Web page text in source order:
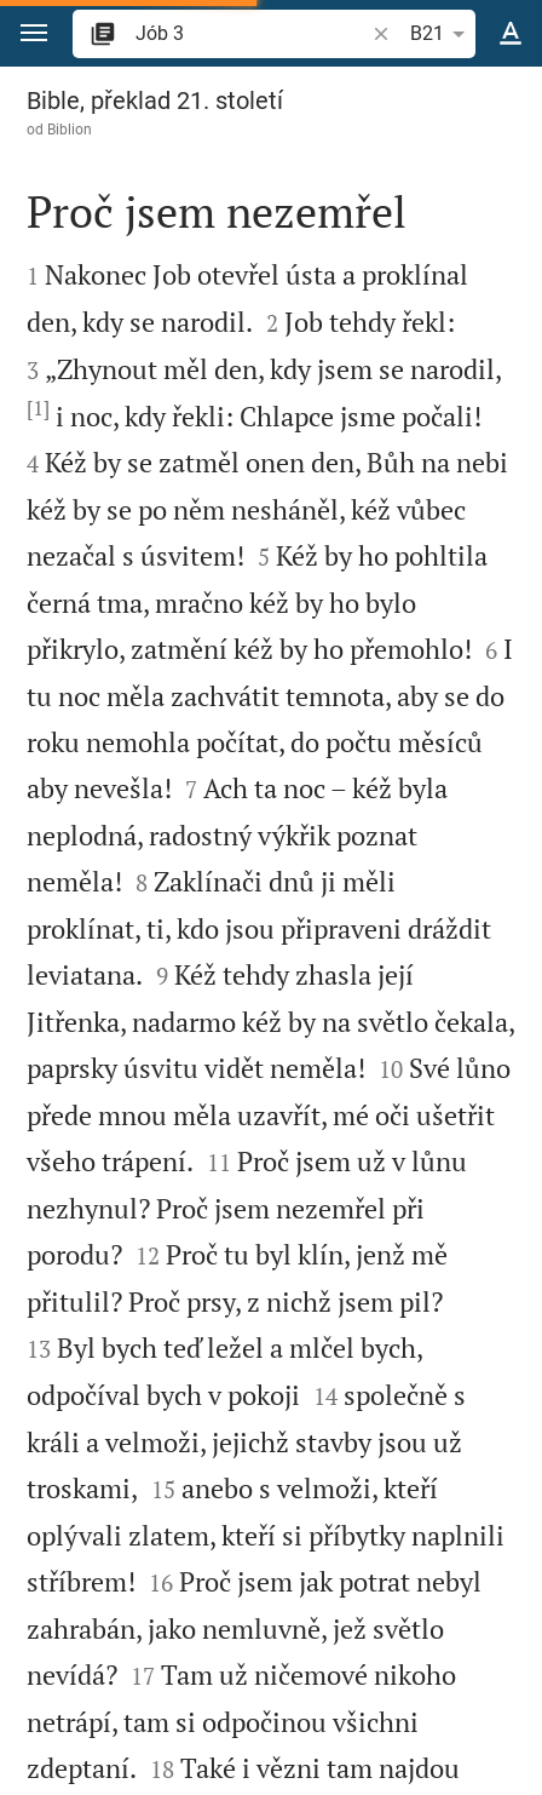
Přejít na obsah
Vyhledat biblický
B21
Jób 3
Bible, překlad 21. století
od Biblion

Proč jsem nezemřel

1 Nakonec Job otevřel ústa a proklínal
den, kdy se narodil. 

2 Job tehdy řekl:
3 „Zhynout měl den, kdy jsem se narodil,
[1] i noc, kdy řekli: Chlapce jsme počali!
4 Kéž by se zatměl onen den, Bůh na nebi
kéž by se po něm nesháněl, kéž vůbec
nezačal s úsvitem! 

5 Kéž by ho pohltila
černá tma, mračno kéž by ho bylo
přikrylo, zatmění kéž by ho přemohlo! 

6 I
tu noc měla zachvátit temnota, aby se do
roku nemohla počítat, do počtu měsíců
aby nevešla! 

7 Ach ta noc – kéž byla
neplodná, radostný výkřik poznat
neměla! 

8 Zaklínači dnů ji měli
proklínat, ti, kdo jsou připraveni dráždit
leviatana. 

9 Kéž tehdy zhasla její
Jitřenka, nadarmo kéž by na světlo čekala,
paprsky úsvitu vidět neměla! 

10 Své lůno
přede mnou měla uzavřít, mé oči ušetřit
všeho trápení. 

11 Proč jsem už v lůnu
nezhynul? Proč jsem nezemřel při
porodu?
12 Proč tu byl klín, jenž mě
přitulil? Proč prsy, z nichž jsem pil?
13 Byl bych teď ležel a mlčel bych,
odpočíval bych v pokoji 

14 společně s
králi a velmoži, jejichž stavby jsou už
troskami, 

15 anebo s velmoži, kteří
oplývali zlatem, kteří si příbytky naplnili
stříbrem! 

16 Proč jsem jak potrat nebyl
zahrabán, jako nemluvně, jež světlo
nevídá?
17 Tam už ničemové nikoho
netrápí, tam si odpočinou všichni
zdeptaní. 

18 Také i vězni tam najdou